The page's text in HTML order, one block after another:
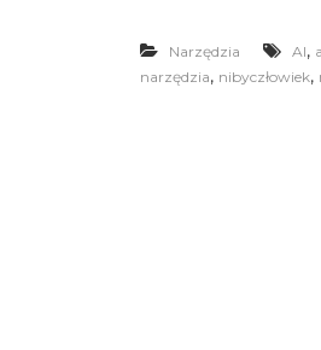
Narzędzia AI,
narzędzia, nibyczłowiek,